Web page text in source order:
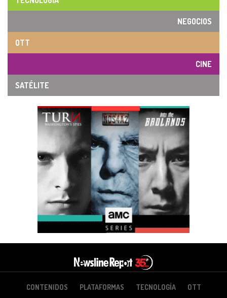
NEGOCIOS
OTT
CINE
SATÉLITE
CONTENIDOS PLATAFORMAS TECNOLOGÍA OTT